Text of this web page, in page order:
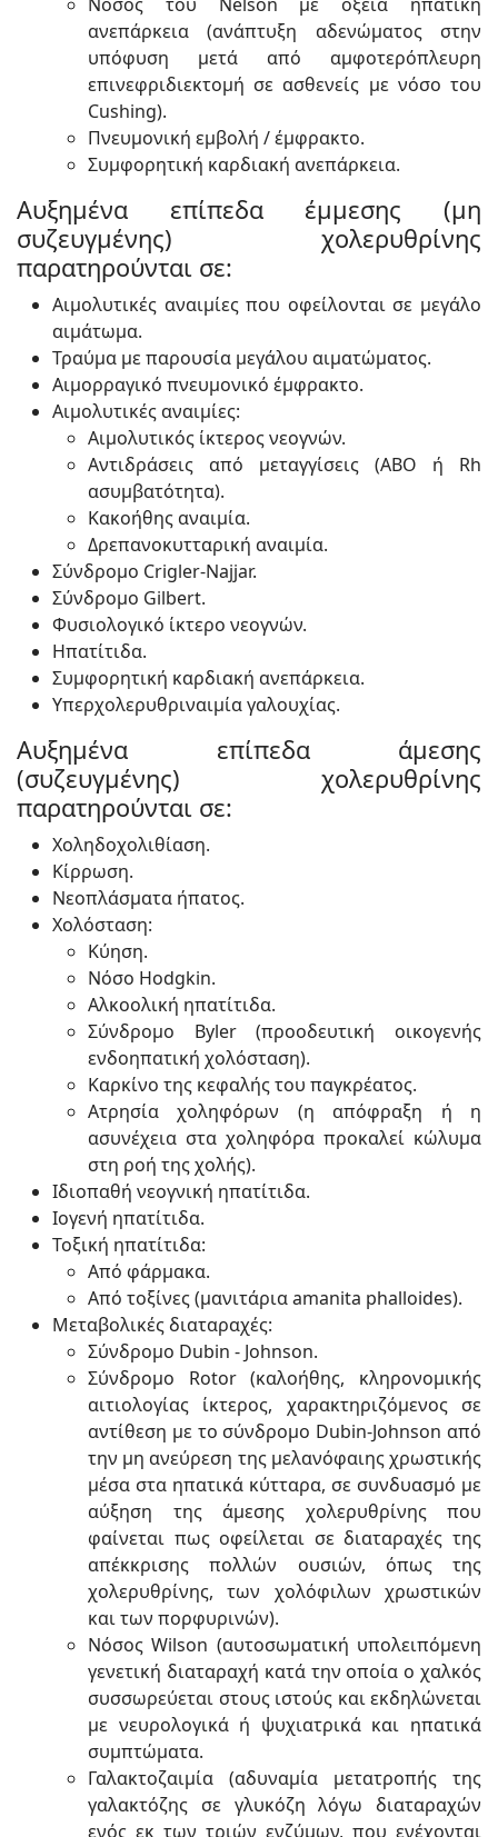
ανεπάρκεια (ανάπτυξη αδενώματος στην
υπόφυση μετά από αμφοτερόπλευρη
επινεφριδιεκτομή σε ασθενείς με νόσο του
Cushing).
Πνευμονική εμβολή / έμφρακτο.
Συμφορητική καρδιακή ανεπάρκεια.
Αυξημένα επίπεδα έμμεσης (μη
συζευγμένης) χολερυθρίνης
παρατηρούνται σε:
Αιμολυτικές αναιμίες που οφείλονται σε μεγάλο
αιμάτωμα.
Τραύμα με παρουσία μεγάλου αιματώματος.
Αιμορραγικό πνευμονικό έμφρακτο.
Αιμολυτικές αναιμίες:
Αιμολυτικός ίκτερος νεογνών.
Αντιδράσεις από μεταγγίσεις (ΑΒΟ ή Rh
ασυμβατότητα).
Κακοήθης αναιμία.
Δρεπανοκυτταρική αναιμία.
Σύνδρομο Crigler-Najjar.
Σύνδρομο Gilbert.
Φυσιολογικό ίκτερο νεογνών.
Ηπατίτιδα.
Συμφορητική καρδιακή ανεπάρκεια.
Υπερχολερυθριναιμία γαλουχίας.
Αυξημένα επίπεδα άμεσης
(συζευγμένης) χολερυθρίνης
παρατηρούνται σε:
Χοληδοχολιθίαση.
Κίρρωση.
Νεοπλάσματα ήπατος.
Χολόσταση:
Κύηση.
Νόσο Hodgkin.
Αλκοολική ηπατίτιδα.
Σύνδρομο Byler (προοδευτική οικογενής
ενδοηπατική χολόσταση).
Καρκίνο της κεφαλής του παγκρέατος.
Ατρησία χοληφόρων (η απόφραξη ή η
ασυνέχεια στα χοληφόρα προκαλεί κώλυμα
στη ροή της χολής).
Ιδιοπαθή νεογνική ηπατίτιδα.
Ιογενή ηπατίτιδα.
Τοξική ηπατίτιδα:
Από φάρμακα.
Από τοξίνες (μανιτάρια amanita phalloides).
Μεταβολικές διαταραχές:
Σύνδρομο Dubin - Johnson.
Σύνδρομο Rotor (καλοήθης, κληρονομικής
αιτιολογίας ίκτερος, χαρακτηριζόμενος σε
αντίθεση με το σύνδρομο Dubin-Johnson από
την μη ανεύρεση της μελανόφαιης χρωστικής
μέσα στα ηπατικά κύτταρα, σε συνδυασμό με
αύξηση της άμεσης χολερυθρίνης που
φαίνεται πως οφείλεται σε διαταραχές της
απέκκρισης πολλών ουσιών, όπως της
χολερυθρίνης, των χολόφιλων χρωστικών
και των πορφυρινών).
Νόσος Wilson (αυτοσωματική υπολειπόμενη
γενετική διαταραχή κατά την οποία ο χαλκός
συσσωρεύεται στους ιστούς και εκδηλώνεται
με νευρολογικά ή ψυχιατρικά και ηπατικά
συμπτώματα.
Γαλακτοζαιμία (αδυναμία μετατροπής της
γαλακτόζης σε γλυκόζη λόγω διαταραχών
ενός εκ των τριών ενζύμων, που ενέχονται